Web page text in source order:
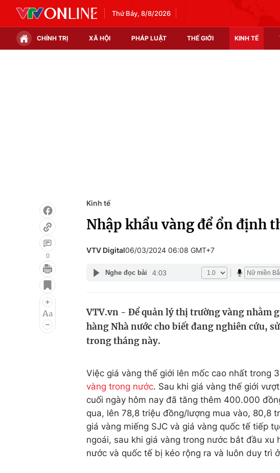
Thứ Bảy, 8/8/2026
CHÍNH TRỊ XÃ HỘI PHÁP LUẬT THẾ GIỚI KINH TẾ
Điện ảnh
Âm nhạc
Làm đẹp
Chất lượng cuộc sống
0
Kinh tế
Nhập khẩu vàng để ổn định
VTV Digital06/03/2024 06:08 GMT+7
Nghe đọc bài 4:03
VTV.vn - Để quản lý thị trường vàng nhằm
hàng Nhà nước cho biết đang nghiên cứu,
trong tháng này.
Việc giá vàng thế giới lên mốc cao nhất trong
vàng trong nước. Sau khi giá vàng thế giới
cuối ngày hôm nay đã tăng thêm 400.000
qua, lên 78,8 triệu đồng/lượng mua vào, 80,8
giá vàng miếng SJC và giá vàng quốc tế tiếp
ngoái, sau khi giá vàng trong nước bắt đầu
nước và quốc tế bị kéo rộng ra và luôn duy trì